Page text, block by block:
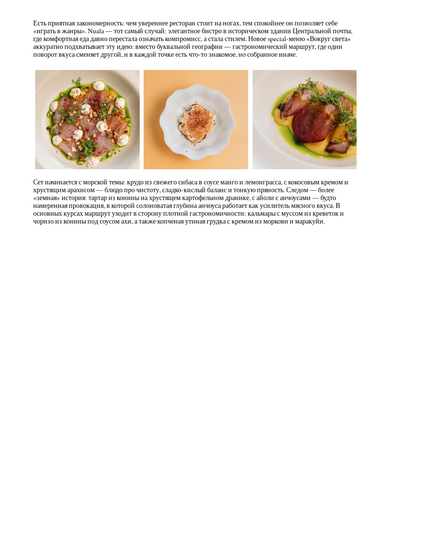
Есть приятная закономерность: чем увереннее ресторан стоит на ногах, тем спокойнее он позволяет себе
«играть в жанры». Nuala — тот самый случай: элегантное бистро в историческом здании Центральной почты,
где комфортная еда давно перестала означать компромисс, а стала стилем. Новое special-меню «Вокруг света»
аккуратно подхватывает эту идею: вместо буквальной географии — гастрономический маршрут, где один
поворот вкуса сменяет другой, и в каждой точке есть что-то знакомое, но собранное иначе.
Сет начинается с морской темы: крудо из свежего сибаса в соусе манго и лемонграсса, с кокосовым кремом и
хрустящим арахисом — блюдо про чистоту, сладко-кислый баланс и тонкую пряность. Следом — более
«земная» история: тартар из конины на хрустящем картофельном дранике, с айоли с анчоусами — будто
намеренная провокация, в которой солоноватая глубина анчоуса работает как усилитель мясного вкуса. В
основных курсах маршрут уходит в сторону плотной гастрономичности: кальмары с муссом из креветок и
чоризо из конины под соусом ахи, а также копченая утиная грудка с кремом из моркови и маракуйи.